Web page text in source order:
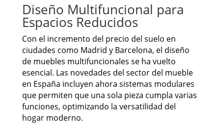
Diseño Multifuncional para
Espacios Reducidos
Con el incremento del precio del suelo en
ciudades como Madrid y Barcelona, el diseño
de muebles multifuncionales se ha vuelto
esencial. Las novedades del sector del mueble
en España incluyen ahora sistemas modulares
que permiten que una sola pieza cumpla varias
funciones, optimizando la versatilidad del
hogar moderno.